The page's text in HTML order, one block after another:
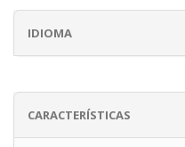
IDIOMA
CARACTERÍSTICAS